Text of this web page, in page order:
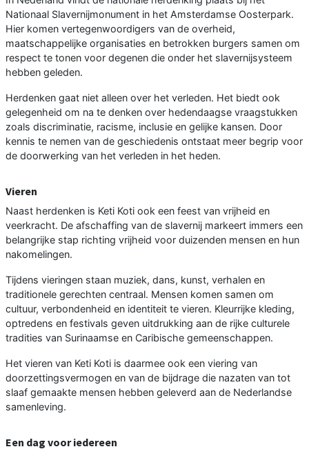
Nationaal Slavernijmonument in het Amsterdamse Oosterpark.
Hier komen vertegenwoordigers van de overheid,
maatschappelijke organisaties en betrokken burgers samen om
respect te tonen voor degenen die onder het slavernijsysteem
hebben geleden.
Herdenken gaat niet alleen over het verleden. Het biedt ook
gelegenheid om na te denken over hedendaagse vraagstukken
zoals discriminatie, racisme, inclusie en gelijke kansen. Door
kennis te nemen van de geschiedenis ontstaat meer begrip voor
de doorwerking van het verleden in het heden.
Vieren
Naast herdenken is Keti Koti ook een feest van vrijheid en
veerkracht. De afschaffing van de slavernij markeert immers een
belangrijke stap richting vrijheid voor duizenden mensen en hun
nakomelingen.
Tijdens vieringen staan muziek, dans, kunst, verhalen en
traditionele gerechten centraal. Mensen komen samen om
cultuur, verbondenheid en identiteit te vieren. Kleurrijke kleding,
optredens en festivals geven uitdrukking aan de rijke culturele
tradities van Surinaamse en Caribische gemeenschappen.
Het vieren van Keti Koti is daarmee ook een viering van
doorzettingsvermogen en van de bijdrage die nazaten van tot
slaaf gemaakte mensen hebben geleverd aan de Nederlandse
samenleving.
Een dag voor iedereen